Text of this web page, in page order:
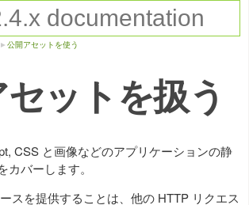
公開アセットを使う
ットを扱う
CSS と画像などのアプリケーションの静
バーします。
スを提供することは、他の HTTP リクエス